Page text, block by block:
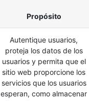
Propósito
Autentique usuarios,
proteja los datos de los
usuarios y permita que el
sitio web proporcione los
servicios que los usuarios
esperan, como almacenar